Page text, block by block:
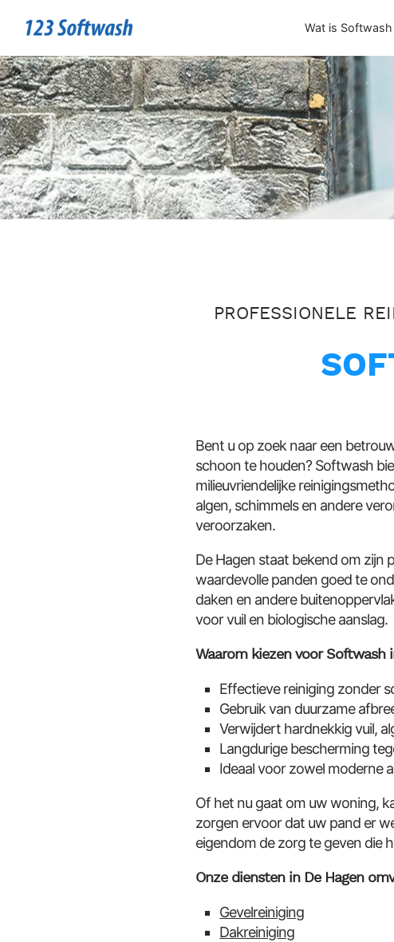
Wat is Softwash
PROFESSIONELE
Bent u op zoek naar een
schoon te houden? Softwash
milieuvriendelijke
algen, schimmels en andere
veroorzaken.
De Hagen staat bekend om zijn
waardevolle panden goed te
daken en andere
voor vuil en biologische aanslag.
Waarom kiezen voor Softwash
Effectieve reiniging zonder
Gebruik van duurzame
Verwijdert hardnekkig vuil,
Langdurige bescherming
Ideaal voor zowel moderne
Of het nu gaat om uw woning,
zorgen ervoor dat uw pand er
eigendom de zorg te geven die
Onze diensten in De Hagen
Gevelreiniging
Dakreiniging